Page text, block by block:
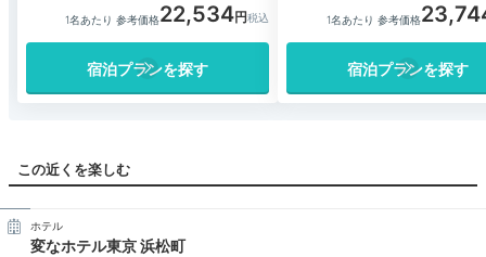
1名あたり 参考価格22,534
宿泊プランを探す
1名あたり 参考価格
宿泊プランを探す
この近くを楽しむ
ホテル
変なホテル東京 浜松町